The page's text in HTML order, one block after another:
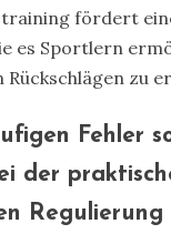
fördert
es Sportlern
zu
Fehler
der
Regulierung